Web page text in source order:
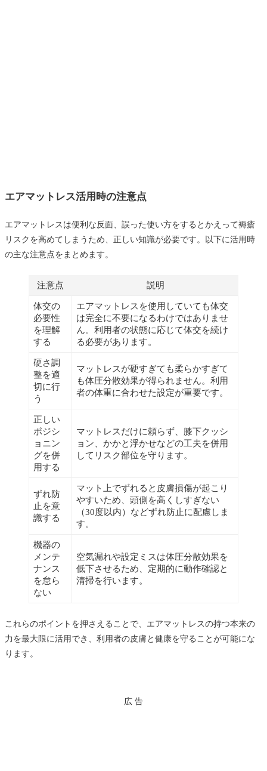
エアマットレス活用時の注意点
エアマットレスは便利な反面、誤った使い方をするとかえって褥瘡
リスクを高めてしまうため、正しい知識が必要です。以下に活用時
の主な注意点をまとめます。
注意点 説明
体交の
必要性
を理解
する
エアマットレスを使用していても体交
は完全に不要になるわけではありませ
ん。利用者の状態に応じて体交を続け
る必要があります。
硬さ調
整を適
切に行
う
マットレスが硬すぎても柔らかすぎて
も体圧分散効果が得られません。利用
者の体重に合わせた設定が重要です。
正しい
ポジシ
ョニン
グを併
用する
マットレスだけに頼らず、膝下クッシ
ョン、かかと浮かせなどの工夫を併用
してリスク部位を守ります。
ずれ防
止を意
識する
マット上でずれると皮膚損傷が起こり
やすいため、頭側を高くしすぎない
（30度以内）などずれ防止に配慮しま
す。
機器の
メンテ
ナンス
を怠ら
ない
空気漏れや設定ミスは体圧分散効果を
低下させるため、定期的に動作確認と
清掃を行います。
これらのポイントを押さえることで、エアマットレスの持つ本来の
力を最大限に活用でき、利用者の皮膚と健康を守ることが可能にな
ります。
広 告